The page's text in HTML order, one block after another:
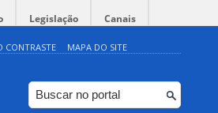
Legislação Canais
CONTRASTE MAPA DO SITE